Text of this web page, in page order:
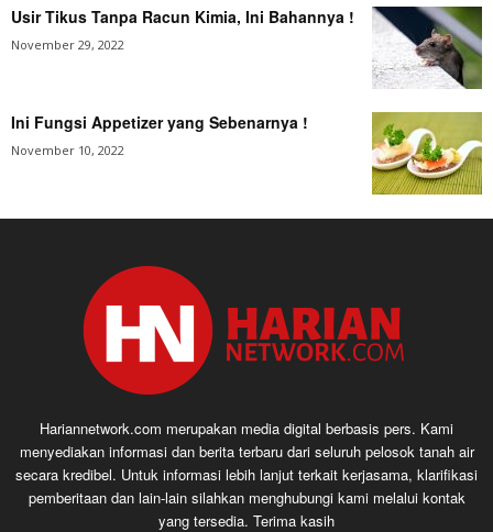
Usir Tikus Tanpa Racun Kimia, Ini Bahannya !
November 29, 2022
Ini Fungsi Appetizer yang Sebenarnya !
November 10, 2022
Hariannetwork.com merupakan media digital berbasis pers. Kami
menyediakan informasi dan berita terbaru dari seluruh pelosok tanah air
secara kredibel. Untuk informasi lebih lanjut terkait kerjasama, klarifikasi
pemberitaan dan lain-lain silahkan menghubungi kami melalui kontak
yang tersedia. Terima kasih